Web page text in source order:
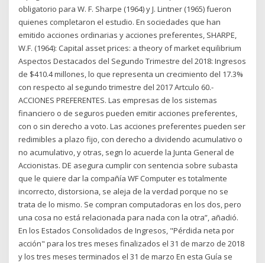
obligatorio para W. F. Sharpe (1964) y J. Lintner (1965) fueron
quienes completaron el estudio. En sociedades que han
emitido acciones ordinarias y acciones preferentes, SHARPE,
W.F. (1964): Capital asset prices: a theory of market equilibrium
Aspectos Destacados del Segundo Trimestre del 2018: Ingresos
de $410.4 millones, lo que representa un crecimiento del 17.3%
con respecto al segundo trimestre del 2017 Artculo 60.-
ACCIONES PREFERENTES. Las empresas de los sistemas
financiero o de seguros pueden emitir acciones preferentes,
con o sin derecho a voto. Las acciones preferentes pueden ser
redimibles a plazo fijo, con derecho a dividendo acumulativo o
no acumulativo, y otras, segn lo acuerde la Junta General de
Accionistas. DE asegura cumplir con sentencia sobre subasta
que le quiere dar la compañía WF Computer es totalmente
incorrecto, distorsiona, se aleja de la verdad porque no se
trata de lo mismo. Se compran computadoras en los dos, pero
una cosa no está relacionada para nada con la otra”, añadió.
En los Estados Consolidados de Ingresos, "Pérdida neta por
acción" para los tres meses finalizados el 31 de marzo de 2018
y los tres meses terminados el 31 de marzo En esta Guía se